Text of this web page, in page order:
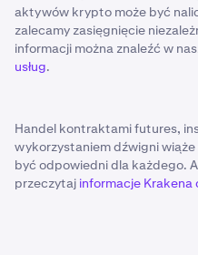
aktywów krypto może być
zalecamy zasięgnięcie
informacji można znaleźć w
usług.
Handel kontraktami futures,
wykorzystaniem dźwigni wiąże
być odpowiedni dla każdego.
przeczytaj informacje Krakena